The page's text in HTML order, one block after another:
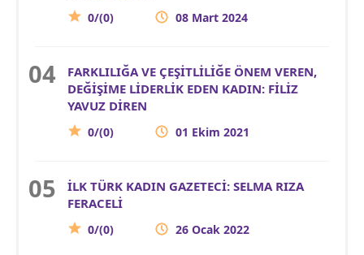
0/(0) 08 Mart 2024
FARKLILIĞA VE ÇEŞİTLİLİĞE ÖNEM VEREN,
DEĞİŞİME LİDERLİK EDEN KADIN: FİLİZ
YAVUZ DİREN
0/(0) 01 Ekim 2021
İLK TÜRK KADIN GAZETECİ: SELMA RIZA
FERACELİ
0/(0) 26 Ocak 2022